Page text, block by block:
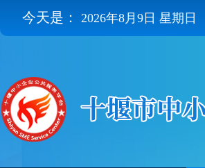
今天是： 2026年8月9日 星期日